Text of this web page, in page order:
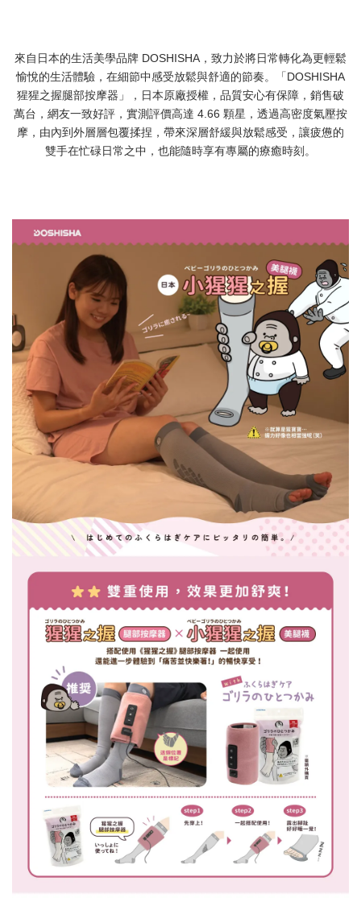
來自日本的生活美學品牌 DOSHISHA，致力於將日常轉化為更輕鬆
愉悅的生活體驗，在細節中感受放鬆與舒適的節奏。「DOSHISHA
猩猩之握腿部按摩器」，日本原廠授權，品質安心有保障，銷售破
萬台，網友一致好評，實測評價高達 4.66 顆星，透過高密度氣壓按
摩，由內到外層層包覆揉捏，帶來深層舒緩與放鬆感受，讓疲憊的
雙手在忙碌日常之中，也能隨時享有專屬的療癒時刻。